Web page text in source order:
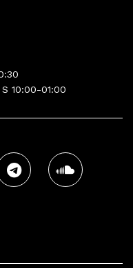
10:00-01:00